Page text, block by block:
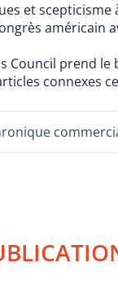
et scepticisme
américain
Council prend
connexes